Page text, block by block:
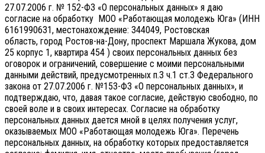
27.07.2006 г. № 152-ФЗ «О персональных данных» я даю
согласие на обработку МОО «Работающая молодежь Юга» (ИНН
6161990631, местонахождение: 344049, Ростовская
область, город Ростов-на-Дону, проспект Маршала Жукова, дом
25 корпус 1, квартира 454 ) своих персональных данных без
оговорок и ограничений, совершение с моими персональными
данными действий, предусмотренных п.3 ч.1 ст.3 Федерального
закона от 27.07.2006 г. №153-ФЗ «О персональных данных», и
подтверждаю, что, давая такое согласие, действую свободно, по
своей воле и в своих интересах. Согласие на обработку
персональных данных дается мной в целях получения услуг,
оказываемых МОО «Работающая молодежь Юга». Перечень
персональных данных, на обработку которых предоставляется